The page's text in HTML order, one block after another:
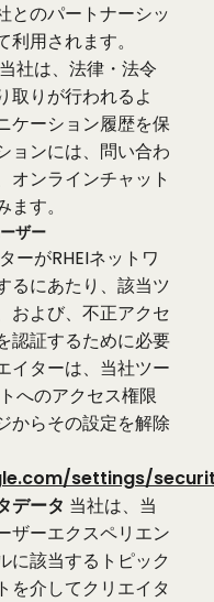
とのパートナーシッ
用されます。
当社は、法律・法令
取りが行われるよ
ケーション履歴を保
ョンには、問い合わ
オンラインチャット
す。
ザー
ーがRHEIネットワ
るにあたり、該当ツ
および、不正アクセ
認証するために必要
イターは、当社ツー
へのアクセス権限
からその設定を解除
settings/
データ 当社は、当
ザーエクスペリエン
に該当するトピック
を介してクリエイタ